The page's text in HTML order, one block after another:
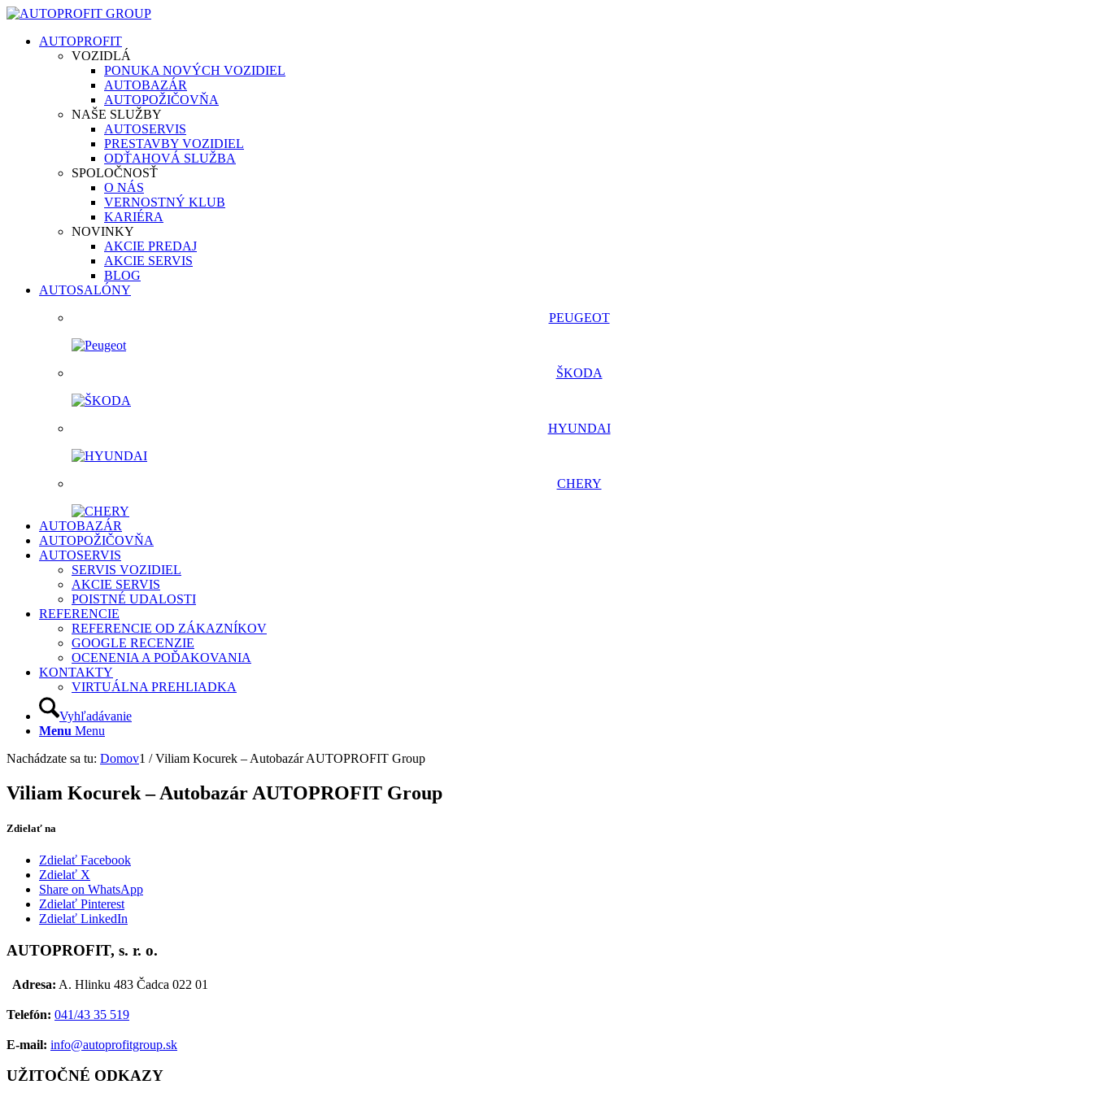
AUTOPROFIT
VOZIDLÁ
PONUKA NOVÝCH VOZIDIEL
AUTOBAZÁR
AUTOPOŽIČOVŇA
NAŠE SLUŽBY
AUTOSERVIS
PRESTAVBY VOZIDIEL
ODŤAHOVÁ SLUŽBA
SPOLOČNOSŤ
O NÁS
VERNOSTNÝ KLUB
KARIÉRA
NOVINKY
AKCIE PREDAJ
AKCIE SERVIS
BLOG
AUTOSALÓNY
PEUGEOT
ŠKODA
HYUNDAI
CHERY
AUTOBAZÁR
AUTOPOŽIČOVŇA
AUTOSERVIS
SERVIS VOZIDIEL
AKCIE SERVIS
POISTNÉ UDALOSTI
REFERENCIE
REFERENCIE OD ZÁKAZNÍKOV
GOOGLE RECENZIE
OCENENIA A POĎAKOVANIA
KONTAKTY
VIRTUÁLNA PREHLIADKA
Vyhľadávanie
Menu Menu
Nachádzate sa tu: Domov1 / Viliam Kocurek – Autobazár AUTOPROFIT Group
Viliam Kocurek – Autobazár AUTOPROFIT Group
Zdielať na
Zdielať Facebook
Zdielať X
Share on WhatsApp
Zdielať Pinterest
Zdielať LinkedIn
AUTOPROFIT, s. r. o.
Adresa: A. Hlinku 483 Čadca 022 01
Telefón: 041/43 35 519
E-mail: info@autoprofitgroup.sk
UŽITOČNÉ ODKAZY